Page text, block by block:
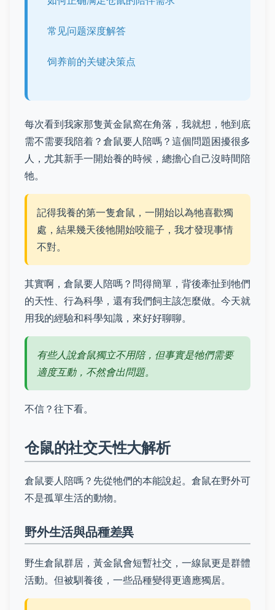
常见问题深度解答
饲养前的关键决策点
每次看到我家那隻黃金鼠窩在角落，我就想，牠到底
需不需要我陪着？倉鼠要人陪嗎？這個問題困擾很多
人，尤其新手一開始養的時候，總擔心自己沒時間陪
牠。
記得我養的第一隻倉鼠，一開始以為牠喜歡獨
處，結果幾天後牠開始咬籠子，我才發現事情
不對。
其實啊，倉鼠要人陪嗎？問得簡單，背後牽扯到牠們
的天性、行為科學，還有我們飼主該怎麼做。今天就
用我的經驗和科學知識，來好好聊聊。
有些人說倉鼠獨立不用陪，但事實是牠們需要
適度互動，不然會出問題。
不信？往下看。
仓鼠的社交天性大解析
倉鼠要人陪嗎？先從牠們的本能說起。倉鼠在野外可
不是孤單生活的動物。
野外生活與品種差異
野生倉鼠群居，黃金鼠會短暫社交，一線鼠更是群體
活動。但被馴養後，一些品種變得更適應獨居。